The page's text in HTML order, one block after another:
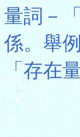
量詞－
係。舉
「存在